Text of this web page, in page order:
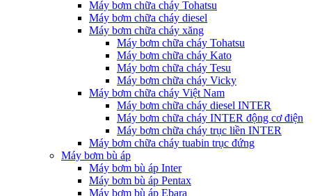
Máy bơm chữa cháy Tohatsu
Máy bơm chữa cháy diesel
Máy bơm chữa cháy xăng
Máy bơm chữa cháy Tohatsu
Máy bơm chữa cháy Kato
Máy bơm chữa cháy Tesu
Máy bơm chữa cháy Vicky
Máy bơm chữa cháy Việt Nam
Máy bơm chữa cháy diesel INTER
Máy bơm chữa cháy INTER động cơ điện
Máy bơm chữa cháy trục liền INTER
Máy bơm chữa cháy tuabin trục đứng
Máy bơm bù áp
Máy bơm bù áp Inter
Máy bơm bù áp Pentax
Máy bơm bù áp Ebara